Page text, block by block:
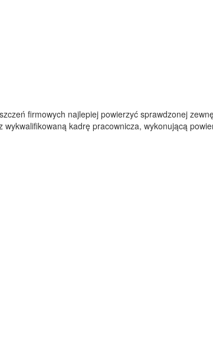
firmowych najlepiej powierzyć sprawdzonej
kadrę pracownicza, wykonującą